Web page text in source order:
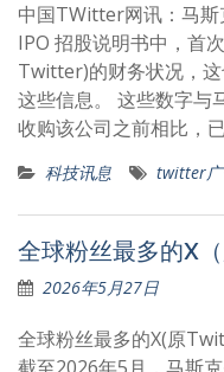
中国TWitter网讯：马斯
IPO 招股说明书中，首
Twitter)的财务状况，
这些信息。 这些数字与
收购该公司之前相比，
科技讯息 twitter
全球粉丝最多的X
2026年5月27日
全球粉丝最多的X(原